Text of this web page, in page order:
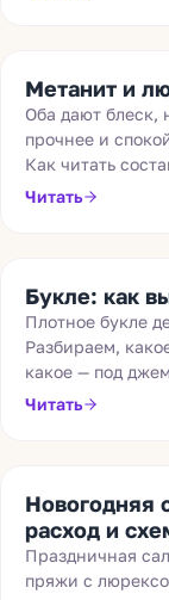
Метанит и
Оба дают блеск,
прочнее и
Как читать
Читать
Букле: как
Плотное букле
Разбираем,
какое — под
Читать
Новогодняя
расход и
Праздничная
пряжи с